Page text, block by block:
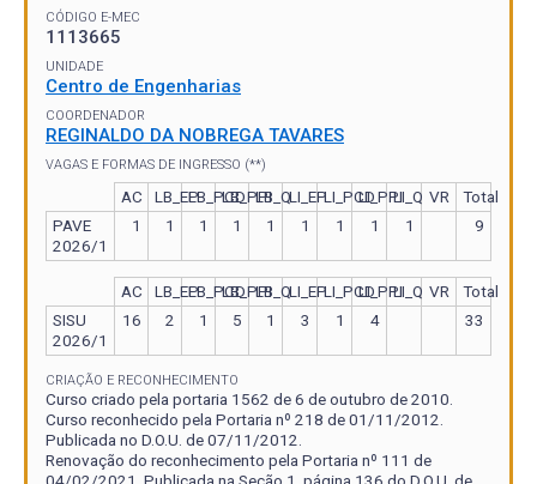
CÓDIGO E-MEC
1113665
UNIDADE
Centro de Engenharias
COORDENADOR
REGINALDO DA NOBREGA TAVARES
VAGAS E FORMAS DE INGRESSO (**)
AC LB_EPLB_PCDLB_PPILB_QLI_EPLI_PCDLI_PPILI_Q VR
Total
PAVE
2026/1
1 1 1 1 1 1 1 1 1 9
AC LB_EPLB_PCDLB_PPILB_QLI_EPLI_PCDLI_PPILI_Q VR
Total
SISU
2026/1
16 2 1 5 1 3 1 4 33
CRIAÇÃO E RECONHECIMENTO
Curso criado pela portaria 1562 de 6 de outubro de 2010.
Curso reconhecido pela Portaria nº 218 de 01/11/2012.
Publicada no D.O.U. de 07/11/2012.
Renovação do reconhecimento pela Portaria nº 111 de
04/02/2021. Publicada na Seção 1, página 136 do D.O.U. de